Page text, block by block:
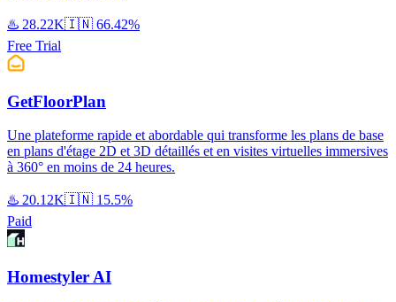
♨️ 28.22K🇮🇳 66.42%
Free Trial
GetFloorPlan
Une plateforme rapide et abordable qui transforme les plans de base
en plans d'étage 2D et 3D détaillés et en visites virtuelles immersives
à 360° en moins de 24 heures.
♨️ 20.12K🇮🇳 15.5%
Paid
Homestyler AI